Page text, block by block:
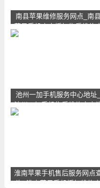
南县苹果维修服务网点_南
苹果手机官方授权售后维修
池州一加手机服务中心地址_
池州一加手机售后维修点查
淮南苹果手机售后服务网点
询_淮南苹果手机授权维修